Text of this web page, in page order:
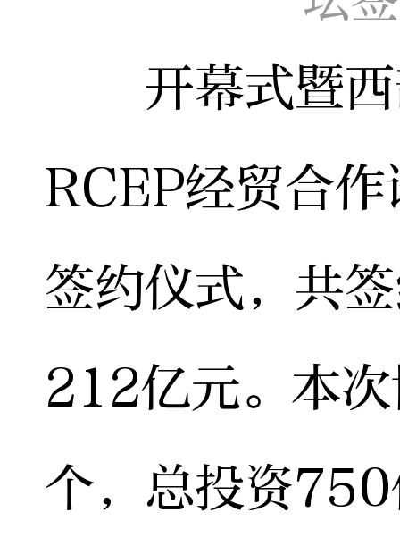
开幕式暨西
RCEP经贸合
签约仪式，共
212亿元。本
个，总投资